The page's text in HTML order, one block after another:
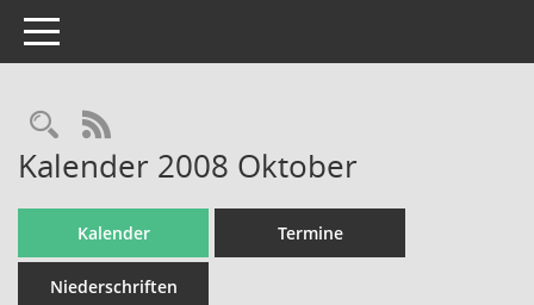
Toggle navigation
Rechercheauswahl
RSS-Feed
Kalender 2008 Oktober
Kalender Termine
Niederschriften